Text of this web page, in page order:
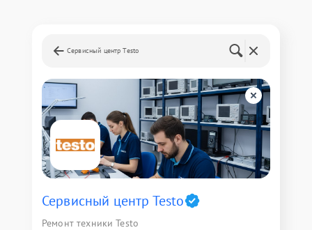
Сервисный центр Testo
Сервисный центр Testo
Ремонт техники Testo